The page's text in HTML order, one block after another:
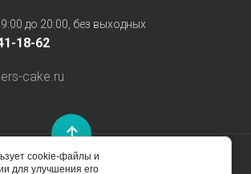
до 20:00, без выходных
18-62
cake.ru
cookie-файлы и
для улучшения его